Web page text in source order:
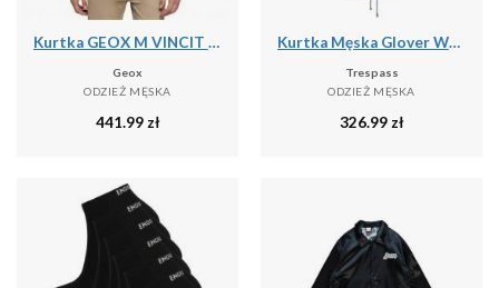
Kurtka GEOX M VINCIT Czarny
Geox
ODZIEŻ MĘSKA
441.99 zł
Kurtka Męska Glover Wodoodporna
Trespass
ODZIEŻ MĘSKA
326.99 zł